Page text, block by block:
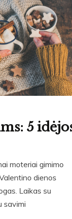
5
moteriai gimimo
dienos
Laikas su
savimi